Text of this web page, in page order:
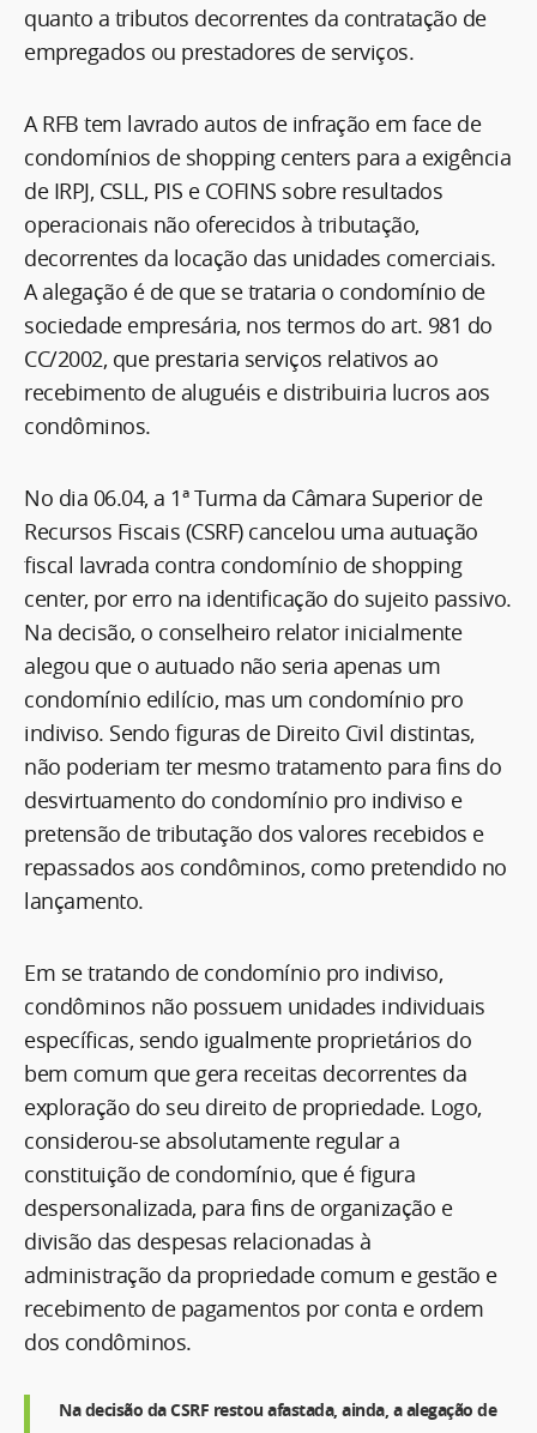
quanto a tributos decorrentes da contratação de
empregados ou prestadores de serviços.
A RFB tem lavrado autos de infração em face de
condomínios de shopping centers para a exigência
de IRPJ, CSLL, PIS e COFINS sobre resultados
operacionais não oferecidos à tributação,
decorrentes da locação das unidades comerciais.
A alegação é de que se trataria o condomínio de
sociedade empresária, nos termos do art. 981 do
CC/2002, que prestaria serviços relativos ao
recebimento de aluguéis e distribuiria lucros aos
condôminos.
No dia 06.04, a 1ª Turma da Câmara Superior de
Recursos Fiscais (CSRF) cancelou uma autuação
fiscal lavrada contra condomínio de shopping
center, por erro na identificação do sujeito passivo.
Na decisão, o conselheiro relator inicialmente
alegou que o autuado não seria apenas um
condomínio edilício, mas um condomínio pro
indiviso. Sendo figuras de Direito Civil distintas,
não poderiam ter mesmo tratamento para fins do
desvirtuamento do condomínio pro indiviso e
pretensão de tributação dos valores recebidos e
repassados aos condôminos, como pretendido no
lançamento.
Em se tratando de condomínio pro indiviso,
condôminos não possuem unidades individuais
específicas, sendo igualmente proprietários do
bem comum que gera receitas decorrentes da
exploração do seu direito de propriedade. Logo,
considerou-se absolutamente regular a
constituição de condomínio, que é figura
despersonalizada, para fins de organização e
divisão das despesas relacionadas à
administração da propriedade comum e gestão e
recebimento de pagamentos por conta e ordem
dos condôminos.
Na decisão da CSRF restou afastada, ainda, a alegação de